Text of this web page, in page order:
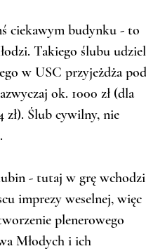
ciekawym budynku - to
Takiego ślubu
w USC przyjeżdża pod
ok. 1000 zł (dla
zł). Ślub cywilny, nie
- tutaj w grę wchodzi
imprezy weselnej, więc
plenerowego
Młodych i ich